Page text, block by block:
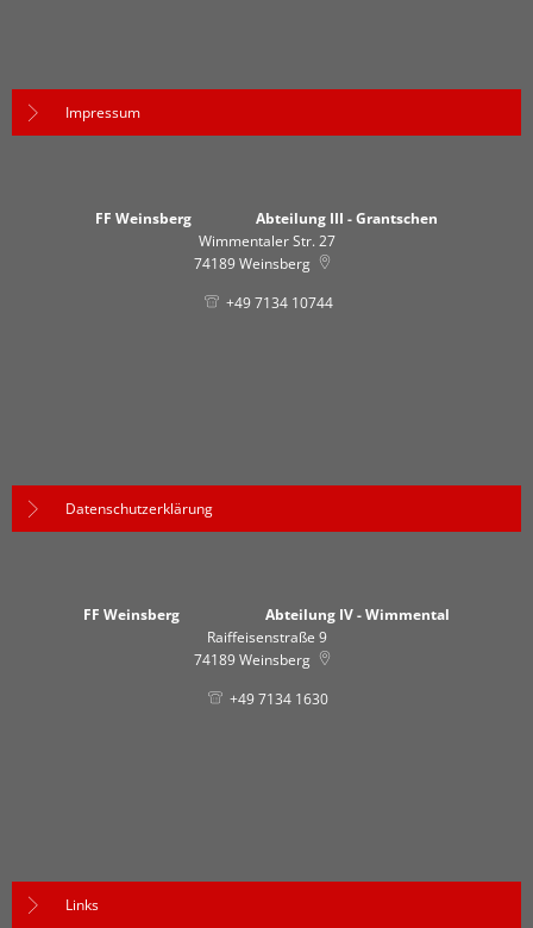
Impressum
FF Weinsberg Abteilung III - Grantschen
Wimmentaler Str. 27
74189Weinsberg
+49 7134 10744
Datenschutzerklärung
FF Weinsberg Abteilung IV - Wimmental
Raiffeisenstraße 9
74189Weinsberg
+49 7134 1630
Links